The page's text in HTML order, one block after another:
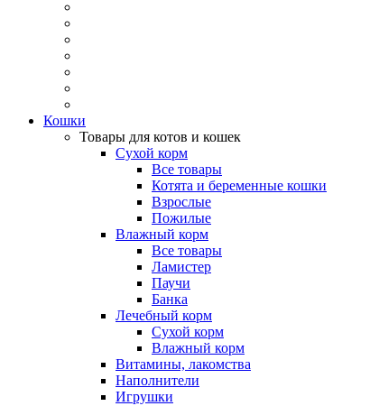
Кошки
Товары для котов и кошек
Сухой корм
Все товары
Котята и беременные кошки
Взрослые
Пожилые
Влажный корм
Все товары
Ламистер
Паучи
Банка
Лечебный корм
Сухой корм
Влажный корм
Витамины, лакомства
Наполнители
Игрушки